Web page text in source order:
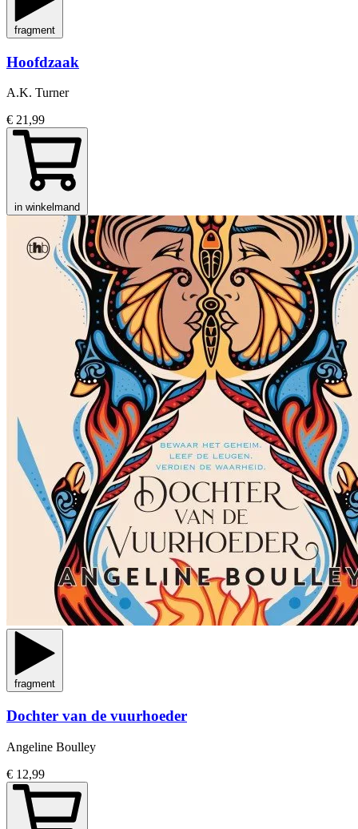
fragment
Hoofdzaak
A.K. Turner
€ 21,99
in winkelmand
fragment
Dochter van de vuurhoeder
Angeline Boulley
€ 12,99